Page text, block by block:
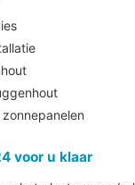
voor u klaar